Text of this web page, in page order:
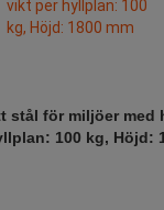
stål för miljöer med
100 kg, Höjd: